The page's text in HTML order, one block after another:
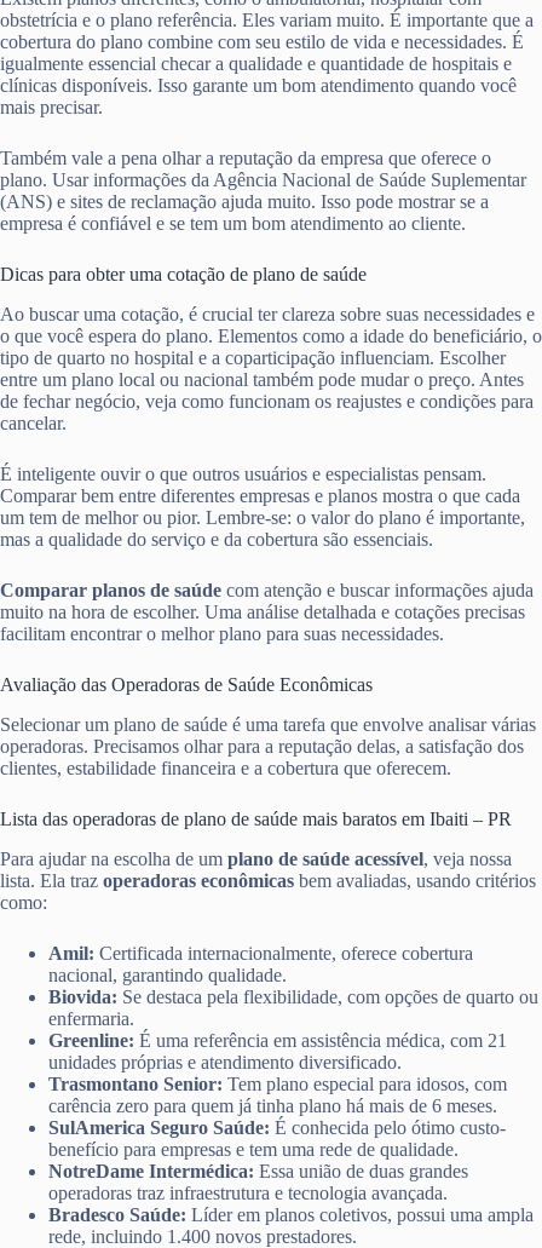
obstetrícia e o plano referência. Eles variam muito. É importante que a
cobertura do plano combine com seu estilo de vida e necessidades. É
igualmente essencial checar a qualidade e quantidade de hospitais e
clínicas disponíveis. Isso garante um bom atendimento quando você
mais precisar.
Também vale a pena olhar a reputação da empresa que oferece o
plano. Usar informações da Agência Nacional de Saúde Suplementar
(ANS) e sites de reclamação ajuda muito. Isso pode mostrar se a
empresa é confiável e se tem um bom atendimento ao cliente.
Dicas para obter uma cotação de plano de saúde
Ao buscar uma cotação, é crucial ter clareza sobre suas necessidades e
o que você espera do plano. Elementos como a idade do beneficiário, o
tipo de quarto no hospital e a coparticipação influenciam. Escolher
entre um plano local ou nacional também pode mudar o preço. Antes
de fechar negócio, veja como funcionam os reajustes e condições para
cancelar.
É inteligente ouvir o que outros usuários e especialistas pensam.
Comparar bem entre diferentes empresas e planos mostra o que cada
um tem de melhor ou pior. Lembre-se: o valor do plano é importante,
mas a qualidade do serviço e da cobertura são essenciais.
Comparar planos de saúde com atenção e buscar informações ajuda
muito na hora de escolher. Uma análise detalhada e cotações precisas
facilitam encontrar o melhor plano para suas necessidades.
Avaliação das Operadoras de Saúde Econômicas
Selecionar um plano de saúde é uma tarefa que envolve analisar várias
operadoras. Precisamos olhar para a reputação delas, a satisfação dos
clientes, estabilidade financeira e a cobertura que oferecem.
Lista das operadoras de plano de saúde mais baratos em Ibaiti – PR
Para ajudar na escolha de um plano de saúde acessível, veja nossa
lista. Ela traz operadoras econômicas bem avaliadas, usando critérios
como:
Amil: Certificada internacionalmente, oferece cobertura
nacional, garantindo qualidade.
Biovida: Se destaca pela flexibilidade, com opções de quarto ou
enfermaria.
Greenline: É uma referência em assistência médica, com 21
unidades próprias e atendimento diversificado.
Trasmontano Senior: Tem plano especial para idosos, com
carência zero para quem já tinha plano há mais de 6 meses.
SulAmerica Seguro Saúde: É conhecida pelo ótimo custo-
benefício para empresas e tem uma rede de qualidade.
NotreDame Intermédica: Essa união de duas grandes
operadoras traz infraestrutura e tecnologia avançada.
Bradesco Saúde: Líder em planos coletivos, possui uma ampla
rede, incluindo 1.400 novos prestadores.